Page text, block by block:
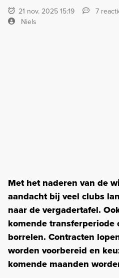
21 nov. 2025 15:19
7
Niels
Met het naderen van de
aandacht bij veel clubs
naar de vergadertafel.
komende
borrelen. Contracten
worden voorbereid en
komende maanden